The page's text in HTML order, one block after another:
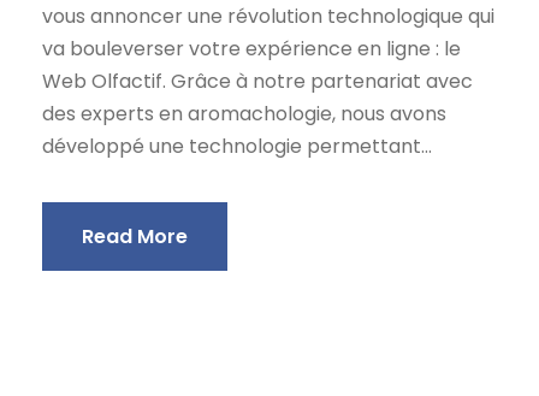
vous annoncer une révolution technologique qui
va bouleverser votre expérience en ligne : le
Web Olfactif. Grâce à notre partenariat avec
des experts en aromachologie, nous avons
développé une technologie permettant...
Read More